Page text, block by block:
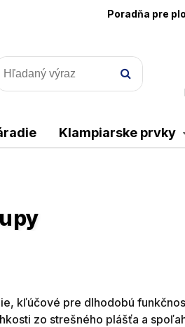
Poradňa pre
Klampiarske prvky
kľúčové pre dlhodobú
zo strešného plášťa a